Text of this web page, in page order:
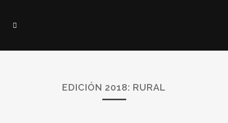
EDICIÓN 2018: RURAL